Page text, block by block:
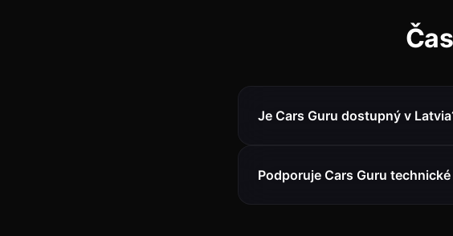
Je Cars Guru dostupný v
Podporuje Cars Guru